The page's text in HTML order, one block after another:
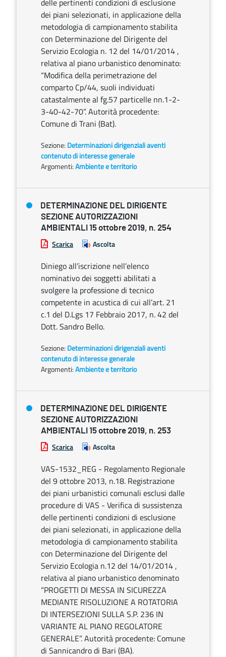
delle pertinenti condizioni di esclusione
dei piani selezionati, in applicazione della
metodologia di campionamento stabilita
con Determinazione del Dirigente del
Servizio Ecologia n. 12 del 14/01/2014 ,
relativa al piano urbanistico denominato:
“Modifica della perimetrazione del
comparto Cp/44, suoli individuati
catastalmente al fg.57 particelle nn.1-2-
3-40-42-70”. Autorità procedente:
Comune di Trani (Bat).
Sezione: Determinazioni dirigenziali aventi
contenuto di interesse generale
Argomenti:Ambiente e territorio
DETERMINAZIONE DEL DIRIGENTE
SEZIONE AUTORIZZAZIONI
AMBIENTALI 15 ottobre 2019, n. 254
Scarica Ascolta
Diniego all’iscrizione nell’elenco
nominativo dei soggetti abilitati a
svolgere la professione di tecnico
competente in acustica di cui all’art. 21
c.1 del D.Lgs 17 Febbraio 2017, n. 42 del
Dott. Sandro Bello.
Sezione: Determinazioni dirigenziali aventi
contenuto di interesse generale
Argomenti:Ambiente e territorio
DETERMINAZIONE DEL DIRIGENTE
SEZIONE AUTORIZZAZIONI
AMBIENTALI 15 ottobre 2019, n. 253
Scarica Ascolta
VAS-1532_REG - Regolamento Regionale
del 9 ottobre 2013, n.18. Registrazione
dei piani urbanistici comunali esclusi dalle
procedure di VAS - Verifica di sussistenza
delle pertinenti condizioni di esclusione
dei piani selezionati, in applicazione della
metodologia di campionamento stabilita
con Determinazione del Dirigente del
Servizio Ecologia n.12 del 14/01/2014 ,
relativa al piano urbanistico denominato
“PROGETTI DI MESSA IN SICUREZZA
MEDIANTE RISOLUZIONE A ROTATORIA
DI INTERSEZIONI SULLA S.P. 236 IN
VARIANTE AL PIANO REGOLATORE
GENERALE”. Autorità procedente: Comune
di Sannicandro di Bari (BA).